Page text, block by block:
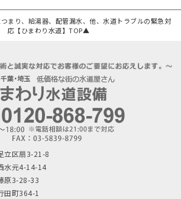
まり、給湯器、配管漏水、他、水道トラブルの緊急対
応【ひまわり水道】TOP▲
立区扇3-21-8
水元4-14-14
原3-28-33
田町364-1